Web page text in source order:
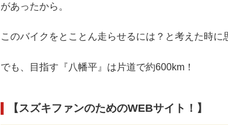
があったから。
このバイクをとことん走らせるには？と考えた時に
でも、目指す『八幡平』は片道で約600km！
【スズキファンのためのWEBサイト！】